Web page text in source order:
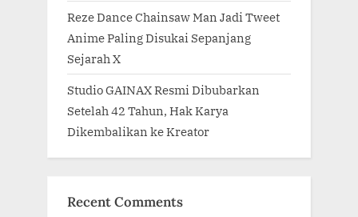
Reze Dance Chainsaw Man Jadi Tweet
Anime Paling Disukai Sepanjang
Sejarah X
Studio GAINAX Resmi Dibubarkan
Setelah 42 Tahun, Hak Karya
Dikembalikan ke Kreator
Recent Comments